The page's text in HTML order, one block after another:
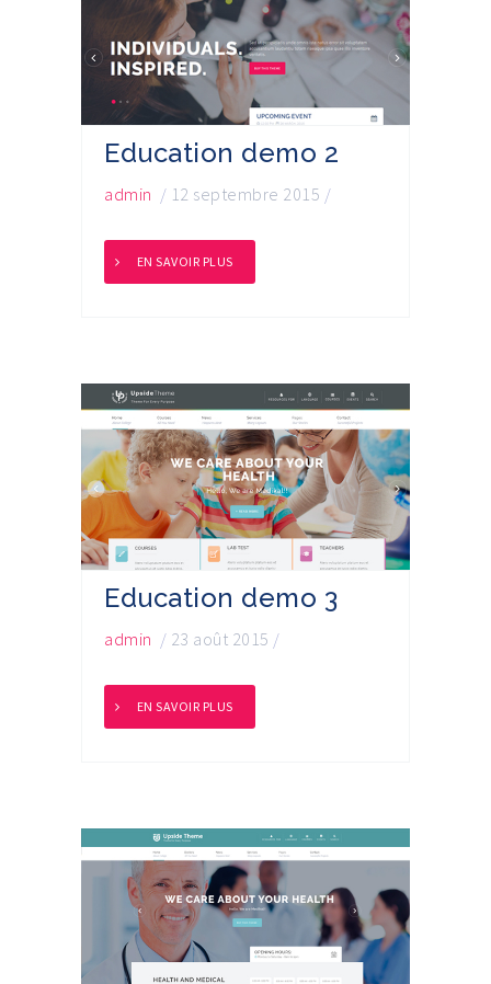
Education demo 2
admin / 12 septembre 2015 /
EN SAVOIR PLUS
Education demo 3
admin / 23 août 2015 /
EN SAVOIR PLUS